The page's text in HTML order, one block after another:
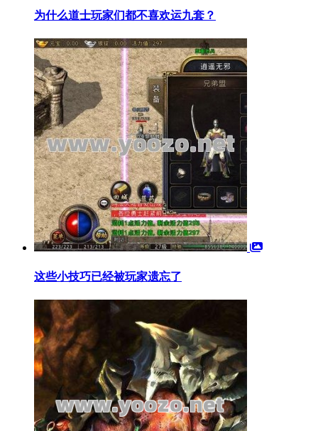
为什么道士玩家们都不喜欢运九套？
这些小技巧已经被玩家遗忘了